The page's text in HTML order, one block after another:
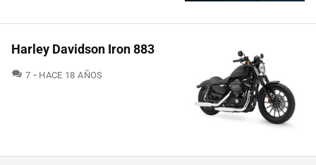
Harley Davidson Iron 883
7 COMENTARIOS
HACE 18 AÑOS